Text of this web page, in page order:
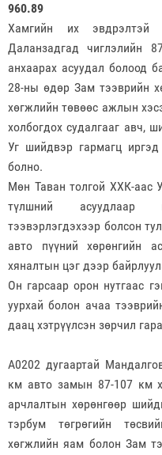
960.89
Хамгийн их эвдрэлтэй
Даланзадгад чиглэлийн
анхаарах асуудал болоод
28-ны өдөр Зам тээврийн
хөгжлийн төвөөс ажлын
холбогдох судалгааг авч,
Уг шийдвэр гармагц
болно.
Мөн Таван толгой ХХК-аас
түлшний асуудлаар
тээвэрлэгдэхээр болсон
авто пүүний хөрөнгийн
хяналтын цэг дээр
Он гарсаар орон нутгаас
уурхай болон ачаа
даац хэтрүүлсэн зөрчил
А0202 дугаартай
км авто замын 87-107 км
арчлалтын хөрөнгөөр
тэрбум төгрөгийн
хөгжлийн яам болон Зам